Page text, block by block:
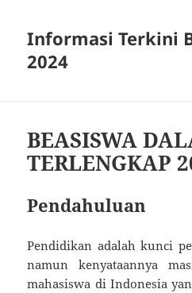
Informasi Terkini
2024
BEASISWA
TERLENGKAP
Pendahuluan
Pendidikan adalah kunci
namun kenyataannya
mahasiswa di Indonesia